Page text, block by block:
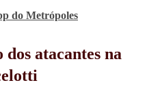
do Metrópoles
atacantes na